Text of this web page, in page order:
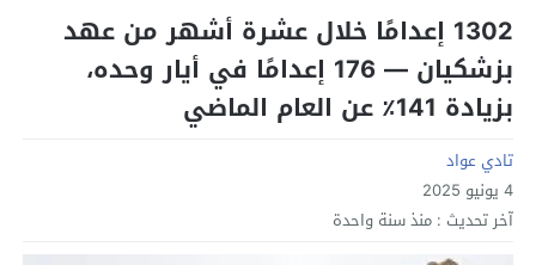
1302 إعدامًا خلال عشرة أشهر من عهد
بزشكيان — 176 إعدامًا في أيار وحده،
بزيادة 141٪ عن العام الماضي
تادي عواد
4 يونيو 2025
آخر تحديث : منذ سنة واحدة